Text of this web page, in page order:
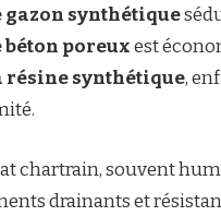
gazon synthétique
béton poreuxest
résine synthétique,
chartrain, souvent
drainants et